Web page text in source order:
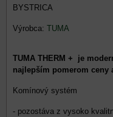
BYSTRICA
Výrobca: TUMA
TUMA THERM + je
najlepším pomerom ceny
Komínový systém
- pozostáva z vysoko